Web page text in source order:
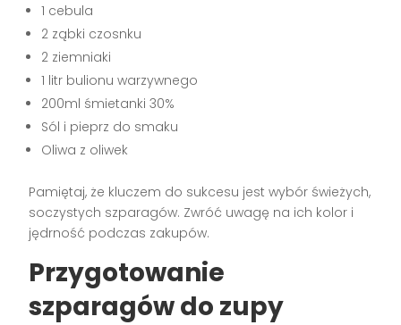
1 cebula
2 ząbki czosnku
2 ziemniaki
1 litr bulionu warzywnego
200ml śmietanki 30%
Sól i pieprz do smaku
Oliwa z oliwek
Pamiętaj, że kluczem do sukcesu jest wybór świeżych,
soczystych szparagów. Zwróć uwagę na ich kolor i
jędrność podczas zakupów.
Przygotowanie
szparagów do zupy